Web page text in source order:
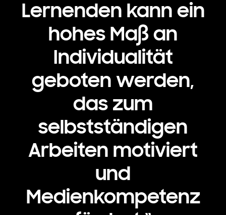
Lernenden kann ein
hohes Maß an
Individualität
geboten werden,
das zum
selbstständigen
Arbeiten motiviert
und
Medienkompetenz